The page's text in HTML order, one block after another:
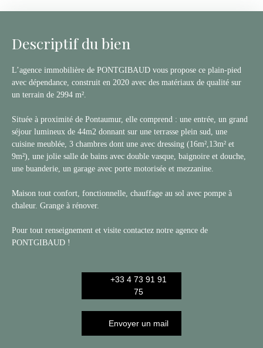
Descriptif du bien
L’agence immobilière de PONTGIBAUD vous propose ce plain-pied
avec dépendance, construit en 2020 avec des matériaux de qualité sur
un terrain de 2994 m².
Située à proximité de Pontaumur, elle comprend : une entrée, un grand
séjour lumineux de 44m2 donnant sur une terrasse plein sud, une
cuisine meublée, 3 chambres dont une avec dressing (16m²,13m² et
9m²), une jolie salle de bains avec double vasque, baignoire et douche,
une buanderie, un garage avec porte motorisée et mezzanine.
Maison tout confort, fonctionnelle, chauffage au sol avec pompe à
chaleur. Grange à rénover.
Pour tout renseignement et visite contactez notre agence de
PONTGIBAUD !
+33 4 73 91 91
75
Envoyer un mail